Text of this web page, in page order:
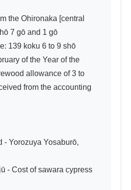
7 gō and 1 gō
allowance of 3 to
- Yorozuya Yosaburō,